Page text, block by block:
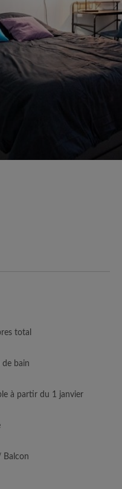
total
de bain
à partir du 1 janvier
Balcon